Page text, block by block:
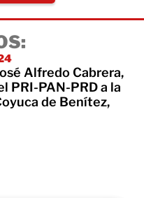
Alfredo Cabrera,
PRI-PAN-PRD a la
de Benítez,